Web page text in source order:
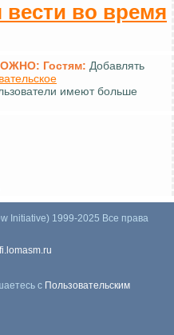
вести во время
Гостям: Добавлять
имеют больше
Initiative) 1999-2025 Все права
с Пользовательским